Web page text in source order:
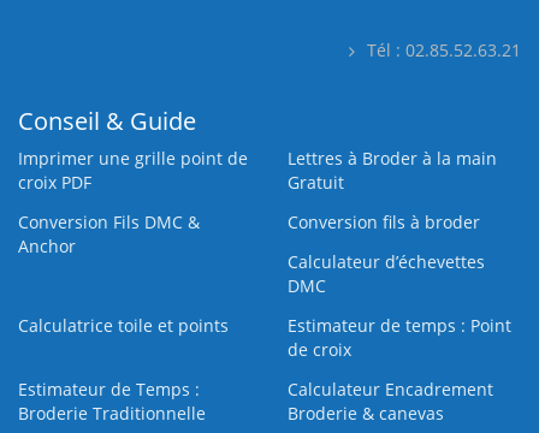
Tél : 02.85.52.63.21
Conseil & Guide
Imprimer une grille point de
croix PDF
Lettres à Broder à la main
Gratuit
Conversion Fils DMC &
Anchor
Conversion fils à broder
Calculateur d’échevettes
DMC
Calculatrice toile et points
Estimateur de temps : Point
de croix
Estimateur de Temps :
Broderie Traditionnelle
Calculateur Encadrement
Broderie & canevas